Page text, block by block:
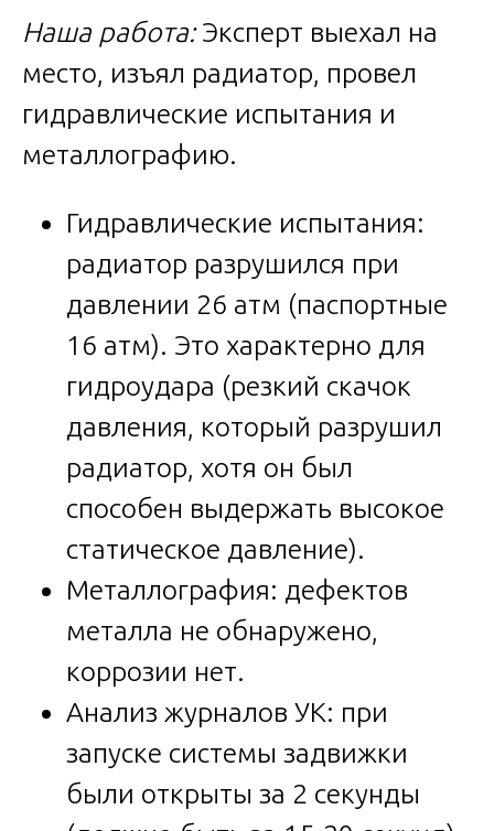
Наша работа:Эксперт выехал на
место, изъял радиатор, провел
гидравлические испытания и
металлографию.
Гидравлические испытания:
радиатор разрушился при
давлении 26 атм (паспортные
16 атм). Это характерно для
гидроудара (резкий скачок
давления, который разрушил
радиатор, хотя он был
способен выдержать высокое
статическое давление).
Металлография: дефектов
металла не обнаружено,
коррозии нет.
Анализ журналов УК: при
запуске системы задвижки
были открыты за 2 секунды